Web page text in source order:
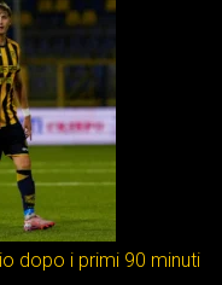
dopo i primi 90 minuti